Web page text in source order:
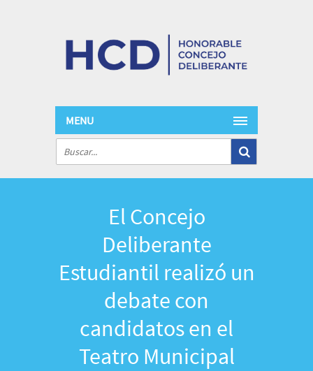
MENU
El Concejo
Deliberante
Estudiantil realizó un
debate con
candidatos en el
Teatro Municipal